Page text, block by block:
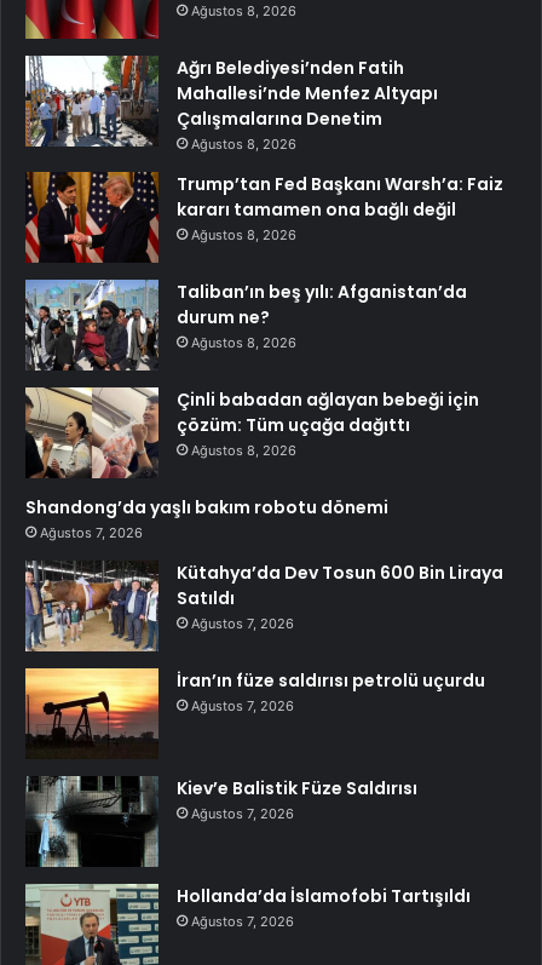
Ağustos 8, 2026
Ağrı Belediyesi’nden Fatih
Mahallesi’nde Menfez Altyapı
Çalışmalarına Denetim
Ağustos 8, 2026
Trump’tan Fed Başkanı Warsh’a: Faiz
kararı tamamen ona bağlı değil
Ağustos 8, 2026
Taliban’ın beş yılı: Afganistan’da
durum ne?
Ağustos 8, 2026
Çinli babadan ağlayan bebeği için
çözüm: Tüm uçağa dağıttı
Ağustos 8, 2026
Shandong’da yaşlı bakım robotu dönemi
Ağustos 7, 2026
Kütahya’da Dev Tosun 600 Bin Liraya
Satıldı
Ağustos 7, 2026
İran’ın füze saldırısı petrolü uçurdu
Ağustos 7, 2026
Kiev’e Balistik Füze Saldırısı
Ağustos 7, 2026
Hollanda’da İslamofobi Tartışıldı
Ağustos 7, 2026